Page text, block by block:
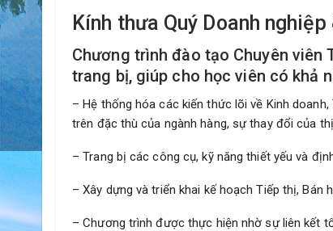
Kính thưa Quý Doanh nghiệp
Chương trình đào tạo Chuyên
trang bị, giúp cho học viên có khả
– Hệ thống hóa các kiến thức lõi về Kinh
trên đặc thù của ngành hàng, sự thay đổi của
– Trang bị các công cụ, kỹ năng thiết yếu và
– Xây dựng và triển khai kế hoạch Tiếp thị,
– Chương trình được thực hiện nhờ sự liên kết